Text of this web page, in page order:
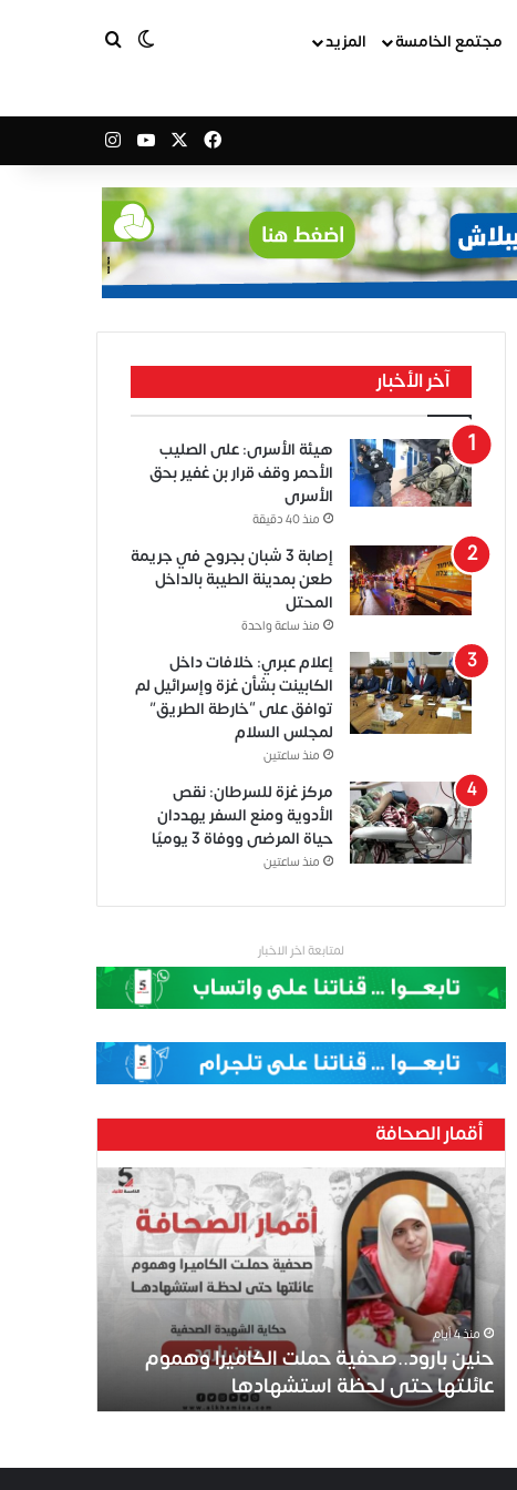
مجتمع الخامسة المزيد الوضع المظلم
فيسبوك ‫YouTube
آخر الأخبار
هيئة الأسرى: على الصليب
الأحمر وقف قرار بن غفير بحق
الأسرى
منذ 40 دقيقة
إصابة 3 شبان بجروح في جريمة
طعن بمدينة الطيبة بالداخل
المحتل
منذ ساعة واحدة
إعلام عبري: خلافات داخل
الكابينت بشأن غزة وإسرائيل لم
توافق على “خارطة الطريق”
لمجلس السلام
منذ ساعتين
مركز غزة للسرطان: نقص
الأدوية ومنع السفر يهددان
حياة المرضى ووفاة 3 يوميًا
منذ ساعتين
لمتابعة اخر الاخبار
أقمار الصحافة
ح
ن
.
منذ 4 أيام
حنين بارود..صحفية حملت الكاميرا وهموم
عائلتها حتى لحظة استشهادها